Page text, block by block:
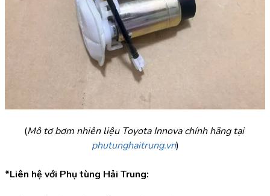
(
Mô tơ bơm nhiên liệu Toyota Innova chính hãng tại
phutunghaitrung.vn)
*Liên hệ với Phụ tùng Hải Trung: